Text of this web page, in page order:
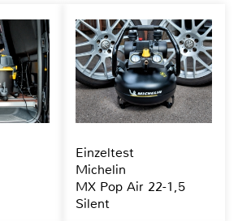
Einzeltest
Michelin
MX Pop Air 22-1,5
Silent